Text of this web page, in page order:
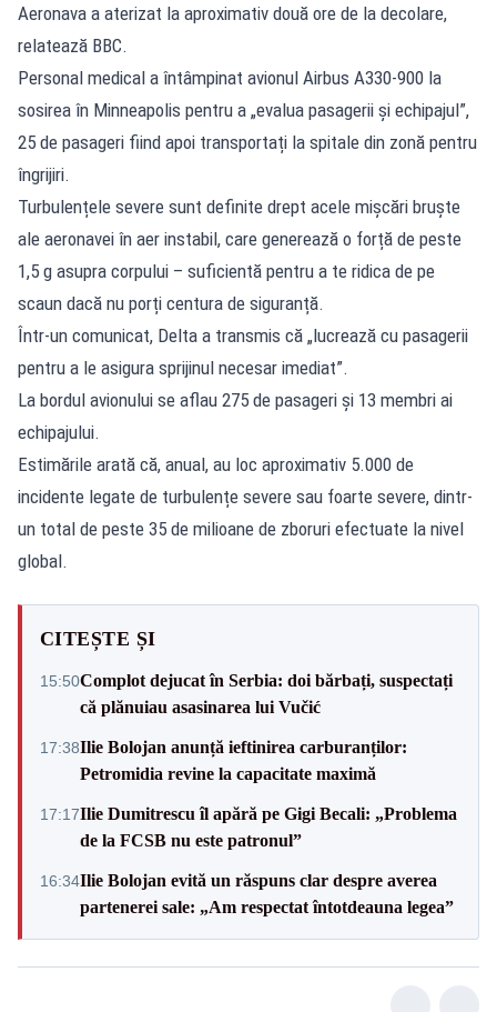
Aeronava a aterizat la aproximativ două ore de la decolare,
relatează BBC.
Personal medical a întâmpinat avionul Airbus A330-900 la
sosirea în Minneapolis pentru a „evalua pasagerii și echipajul”,
25 de pasageri fiind apoi transportați la spitale din zonă pentru
îngrijiri.
Turbulențele severe sunt definite drept acele mișcări bruște
ale aeronavei în aer instabil, care generează o forță de peste
1,5 g asupra corpului – suficientă pentru a te ridica de pe
scaun dacă nu porți centura de siguranță.
Într-un comunicat, Delta a transmis că „lucrează cu pasagerii
pentru a le asigura sprijinul necesar imediat”.
La bordul avionului se aflau 275 de pasageri și 13 membri ai
echipajului.
Estimările arată că, anual, au loc aproximativ 5.000 de
incidente legate de turbulențe severe sau foarte severe, dintr-
un total de peste 35 de milioane de zboruri efectuate la nivel
global.
CITEȘTE ȘI
15:50Complot dejucat în Serbia: doi bărbați, suspectați
că plănuiau asasinarea lui Vučić
17:38Ilie Bolojan anunță ieftinirea carburanților:
Petromidia revine la capacitate maximă
17:17Ilie Dumitrescu îl apără pe Gigi Becali: „Problema
de la FCSB nu este patronul”
16:34Ilie Bolojan evită un răspuns clar despre averea
partenerei sale: „Am respectat întotdeauna legea”